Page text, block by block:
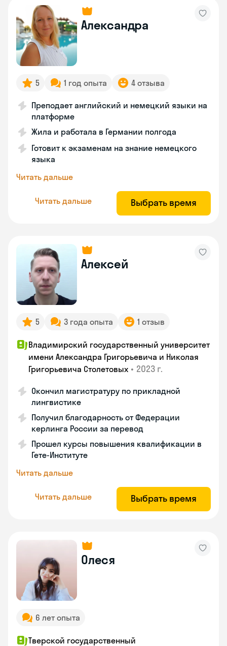
Александра
5 1 год опыта 4 отзыва
Преподает английский и немецкий языки на
платформе
Жила и работала в Германии полгода
Готовит к экзаменам на знание немецкого
языка
Читать дальше
Читать дальше Выбрать время
Алексей
5 3 года опыта 1 отзыв
Владимирский государственный университет
имени Александра Григорьевича и Николая
Григорьевича Столетовых • 2023 г.
Окончил магистратуру по прикладной
лингвистике
Получил благодарность от Федерации
керлинга России за перевод
Прошел курсы повышения квалификации в
Гете-Институте
Читать дальше
Читать дальше Выбрать время
Олеся
6 лет опыта
Тверской государственный